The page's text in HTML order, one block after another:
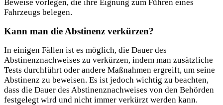
Beweise vorlegen, die ihre Eignung zum Führen eines
Fahrzeugs belegen.
Kann man die Abstinenz verkürzen?
In einigen Fällen ist es möglich, die Dauer des
Abstinenznachweises zu verkürzen, indem man zusätzliche
Tests durchführt oder andere Maßnahmen ergreift, um seine
Abstinenz zu beweisen. Es ist jedoch wichtig zu beachten,
dass die Dauer des Abstinenznachweises von den Behörden
festgelegt wird und nicht immer verkürzt werden kann.